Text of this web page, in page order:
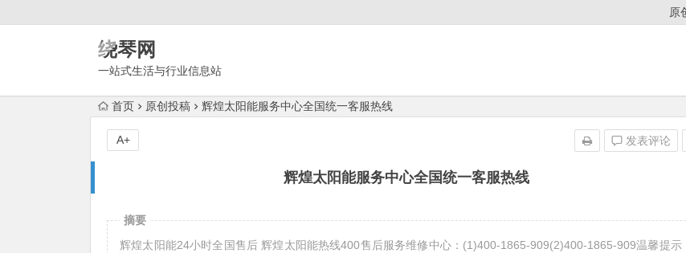
原
绕琴网
一站式生活与行业信息站
首页 原创投稿 辉煌太阳能服务中心全国统一客服热线
辉煌太阳能服务中心全国统一客服热线
发表评论
A+
摘要
辉煌太阳能24小时全国售后 辉煌太阳能热线400售后服务维修中心：(1)400-1865-909(2)400-1865-909温馨提示